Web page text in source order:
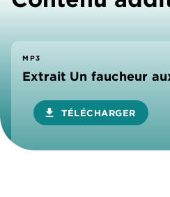
MP3
Extrait Un faucheur
download TÉLÉCHARGER